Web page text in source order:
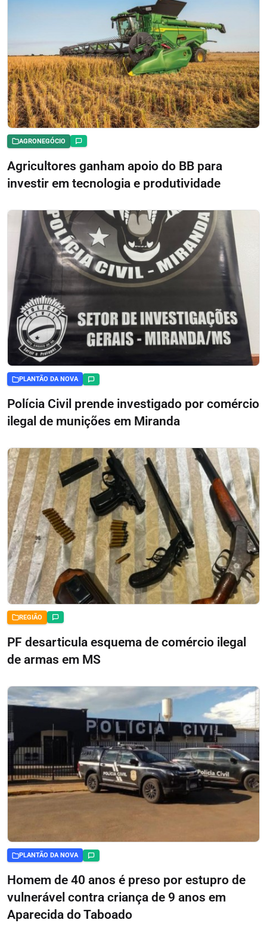
AGRONEGÓCIO
Agricultores ganham apoio do BB para
investir em tecnologia e produtividade
PLANTÃO DA NOVA
Polícia Civil prende investigado por comércio
ilegal de munições em Miranda
REGIÃO
PF desarticula esquema de comércio ilegal
de armas em MS
PLANTÃO DA NOVA
Homem de 40 anos é preso por estupro de
vulnerável contra criança de 9 anos em
Aparecida do Taboado